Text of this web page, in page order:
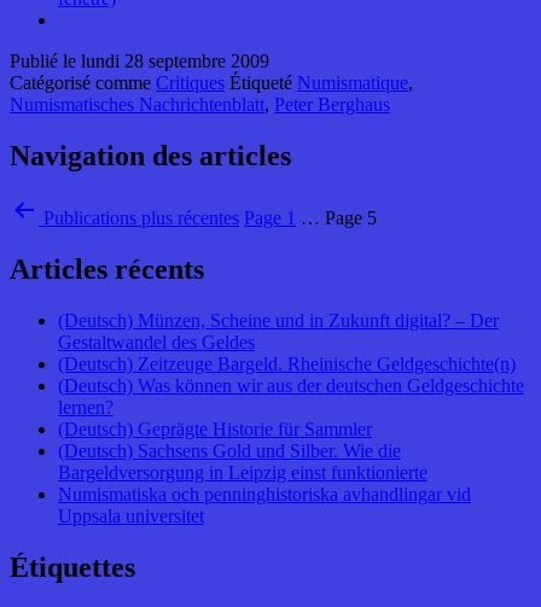
Publié le lundi 28 septembre 2009
Catégorisé comme Critiques Étiqueté Numismatique,
Numismatisches Nachrichtenblatt, Peter Berghaus
Navigation des articles
Publications plus récentes Page 1 … Page 5
Articles récents
(Deutsch) Münzen, Scheine und in Zukunft digital? – Der
Gestaltwandel des Geldes
(Deutsch) Zeitzeuge Bargeld. Rheinische Geldgeschichte(n)
(Deutsch) Was können wir aus der deutschen Geldgeschichte
lernen?
(Deutsch) Geprägte Historie für Sammler
(Deutsch) Sachsens Gold und Silber. Wie die
Bargeldversorgung in Leipzig einst funktionierte
Numismatiska och penninghistoriska avhandlingar vid
Uppsala universitet
Étiquettes